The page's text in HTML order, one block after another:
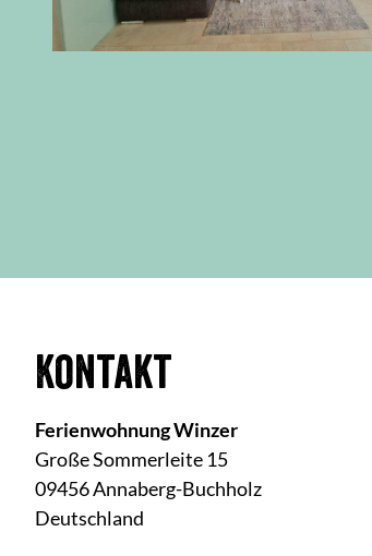
Kontakt
Ferienwohnung Winzer
Große Sommerleite 15
09456 Annaberg-Buchholz
Deutschland